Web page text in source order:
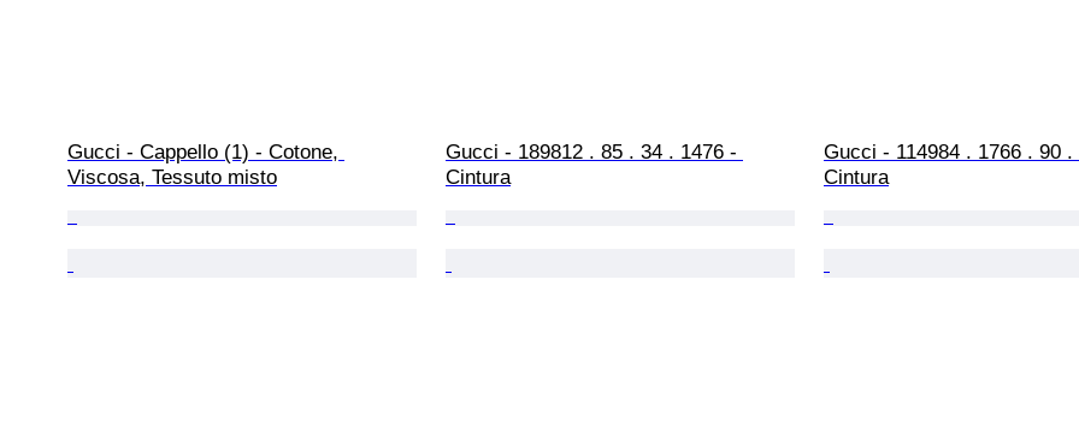
Gucci - Cappello (1) - Cotone,
Viscosa, Tessuto misto
Gucci - 189812 . 85 . 34 . 1476 -
Cintura
Gucci - 114984 . 1766 . 90 .
Cintura